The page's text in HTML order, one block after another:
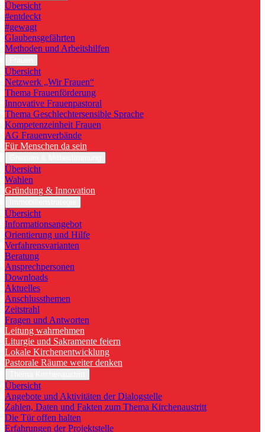
Übersicht
#entdeckt
#gewagt
Glaubensgefährten
Methoden und Arbeitshilfen
Übersicht
Netzwerk „Wir Frauen“
Thema Frauenförderung
Innovative Frauenpastoral
Thema Geschlechtersensible Sprache
Kompetenzeinheit Frauen
AG Frauenverbände
Für Menschen da sein
Übersicht
Wahlen
Gründung & Innovation
Übersicht
Informationsangebot
Orientierung und Hilfe
Verfahrensvarianten
Beratung
Ansprechpersonen
Downloads
Aktuelles
Anschlussthemen
Zeitstrahl
Fragen und Antworten
Leitung wahrnehmen
Liturgie und Sakramente feiern
Lokale Kirchenentwicklung
Pastorale Räume weiter denken
Übersicht
Angebote und Aktivitäten der Dialogstelle
Zahlen, Daten und Fakten zum Thema Kirchenaustritt
Die Tür offen halten
Erfahrungen der Projektstelle